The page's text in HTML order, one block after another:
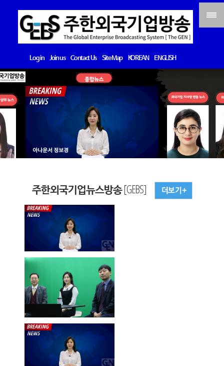
Log in Join us Contact Us Site Map KOREAN ENGLISH
주한외국기업뉴스방송 [GEBS]